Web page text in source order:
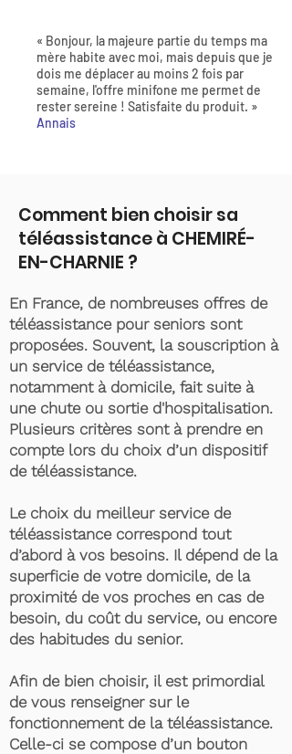
« Bonjour, la majeure partie du temps ma
mère habite avec moi, mais depuis que je
dois me déplacer au moins 2 fois par
semaine, l'offre minifone me permet de
rester sereine ! Satisfaite du produit. »
Annais
Comment bien choisir sa
téléassistance à CHEMIRÉ-
EN-CHARNIE ?
En France, de nombreuses offres de
téléassistance pour seniors sont
proposées. Souvent, la souscription à
un service de téléassistance,
notamment à domicile, fait suite à
une chute ou sortie d'hospitalisation.
Plusieurs critères sont à prendre en
compte lors du choix d’un dispositif
de téléassistance.
Le choix du meilleur service de
téléassistance correspond tout
d’abord à vos besoins. Il dépend de la
superficie de votre domicile, de la
proximité de vos proches en cas de
besoin, du coût du service, ou encore
des habitudes du senior.
Afin de bien choisir, il est primordial
de vous renseigner sur le
fonctionnement de la téléassistance.
Celle-ci se compose d’un bouton